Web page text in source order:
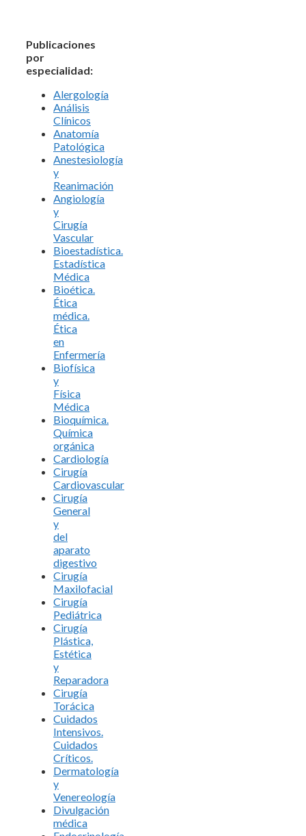
Publicaciones
por
especialidad:
Alergología
Análisis
Clínicos
Anatomía
Patológica
Anestesiología
y
Reanimación
Angiología
y
Cirugía
Vascular
Bioestadística.
Estadística
Médica
Bioética.
Ética
médica.
Ética
en
Enfermería
Biofísica
y
Física
Médica
Bioquímica.
Química
orgánica
Cardiología
Cirugía
Cardiovascular
Cirugía
General
y
del
aparato
digestivo
Cirugía
Maxilofacial
Cirugía
Pediátrica
Cirugía
Plástica,
Estética
y
Reparadora
Cirugía
Torácica
Cuidados
Intensivos.
Cuidados
Críticos.
Dermatología
y
Venereología
Divulgación
médica